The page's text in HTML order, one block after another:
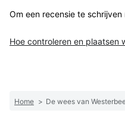
Om een recensie te schrijven
Hoe controleren en plaatsen
Home > De wees van